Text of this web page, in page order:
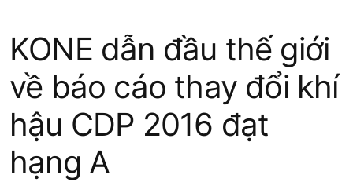
KONE dẫn đầu thế giới
về báo cáo thay đổi khí
hậu CDP 2016 đạt
hạng A